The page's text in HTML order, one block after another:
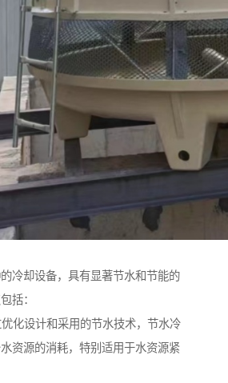
冷却设备，具有显著节水和节能的
括：
化设计和采用的节水技术，节水冷
资源的消耗，特别适用于水资源紧